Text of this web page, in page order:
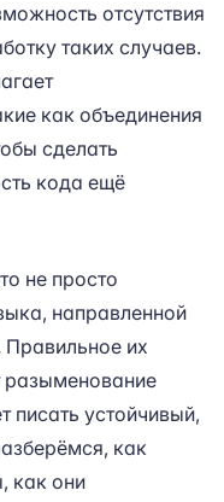
отсутствия
таких случаев.
как объединения
сделать
кода ещё
не просто
направленной
Правильное их
разыменование
писать устойчивый,
как
как они